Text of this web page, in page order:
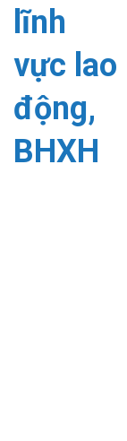
lĩnh
vực lao
động,
BHXH